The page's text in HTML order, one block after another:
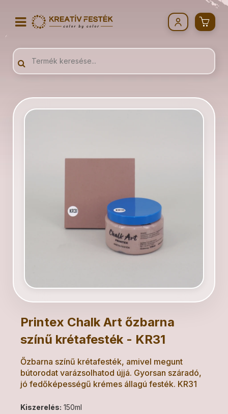
Printex Chalk Art őzbarna
színű krétafesték - KR31
Őzbarna színű krétafesték, amivel megunt
bútorodat varázsolhatod újjá. Gyorsan száradó,
jó fedőképességű krémes állagú festék. KR31
Kiszerelés: 150ml